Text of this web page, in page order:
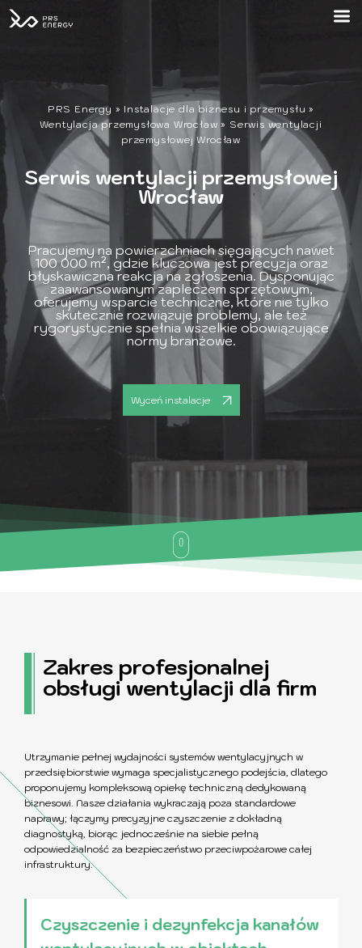
PRS Energy » Instalacje dla biznesu i przemysłu »
Wentylacja przemysłowa Wrocław » Serwis wentylacji
przemysłowej Wrocław
Serwis wentylacji przemysłowej
Wrocław
Pracujemy na powierzchniach sięgających nawet
100 000 m², gdzie kluczowa jest precyzja oraz
błyskawiczna reakcja na zgłoszenia. Dysponując
zaawansowanym zapleczem sprzętowym,
oferujemy wsparcie techniczne, które nie tylko
skutecznie rozwiązuje problemy, ale też
rygorystycznie spełnia wszelkie obowiązujące
normy branżowe.
Wyceń instalacje
Zakres profesjonalnej
obsługi wentylacji dla firm
Utrzymanie pełnej wydajności systemów wentylacyjnych w
przedsiębiorstwie wymaga specjalistycznego podejścia, dlatego
proponujemy kompleksową opiekę techniczną dedykowaną
biznesowi. Nasze działania wykraczają poza standardowe
naprawy; łączymy precyzyjne czyszczenie z dokładną
diagnostyką, biorąc jednocześnie na siebie pełną
odpowiedzialność za bezpieczeństwo przeciwpożarowe całej
infrastruktury.
Czyszczenie i dezynfekcja kanałów